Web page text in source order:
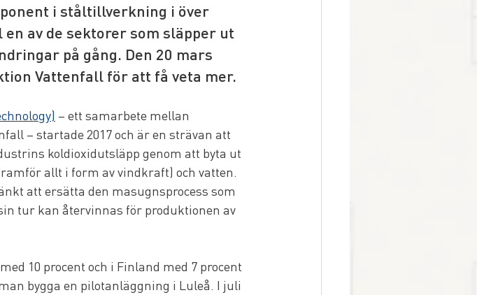
i ståltillverkning i över
av de sektorer som släpper ut
på gång. Den 20 mars
Vattenfall för att få veta mer.
– ett samarbete mellan
– startade 2017 och är en strävan att
koldioxidutsläpp genom att byta ut
allt i form av vindkraft) och vatten.
att ersätta den masugnsprocess som
tur kan återvinnas för produktionen av
10 procent och i Finland med 7 procent
bygga en pilotanläggning i Luleå. I juli